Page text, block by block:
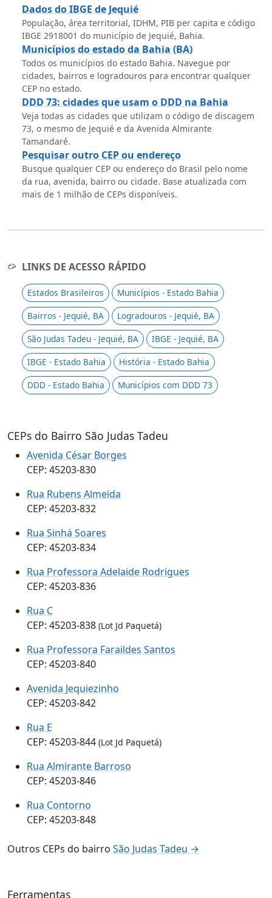
Dados do IBGE de Jequié
População, área territorial, IDHM, PIB per capita e código
IBGE 2918001 do município de Jequié, Bahia.
Municípios do estado da Bahia (BA)
Todos os municípios do estado Bahia. Navegue por
cidades, bairros e logradouros para encontrar qualquer
CEP no estado.
DDD 73: cidades que usam o DDD na Bahia
Veja todas as cidades que utilizam o código de discagem
73, o mesmo de Jequié e da Avenida Almirante
Tamandaré.
Pesquisar outro CEP ou endereço
Busque qualquer CEP ou endereço do Brasil pelo nome
da rua, avenida, bairro ou cidade. Base atualizada com
mais de 1 milhão de CEPs disponíveis.
LINKS DE ACESSO RÁPIDO
Estados Brasileiros
Municípios - Estado Bahia
Bairros - Jequié, BA
Logradouros - Jequié, BA
São Judas Tadeu - Jequié, BA
IBGE - Jequié, BA
IBGE - Estado Bahia
História - Estado Bahia
DDD - Estado Bahia
Municípios com DDD 73
CEPs do Bairro São Judas Tadeu
Avenida César Borges
CEP: 45203-830
Rua Rubens Almeida
CEP: 45203-832
Rua Sinhá Soares
CEP: 45203-834
Rua Professora Adelaide Rodrigues
CEP: 45203-836
Rua C
CEP: 45203-838 (Lot Jd Paquetá)
Rua Professora Faraildes Santos
CEP: 45203-840
Avenida Jequiezinho
CEP: 45203-842
Rua E
CEP: 45203-844 (Lot Jd Paquetá)
Rua Almirante Barroso
CEP: 45203-846
Rua Contorno
CEP: 45203-848
Outros CEPs do bairro São Judas Tadeu →
Ferramentas